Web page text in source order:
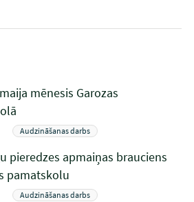
mēnesis Garozas
Audzināšanas darbs
pieredzes apmaiņas brauciens
pamatskolu
Audzināšanas darbs